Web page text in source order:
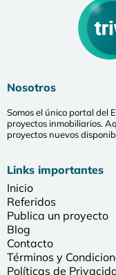
Nosotros
Somos el único portal del
proyectos inmobiliarios.
proyectos nuevos
Links importantes
Inicio
Referidos
Publica un proyecto
Blog
Contacto
Términos y
Políticas de